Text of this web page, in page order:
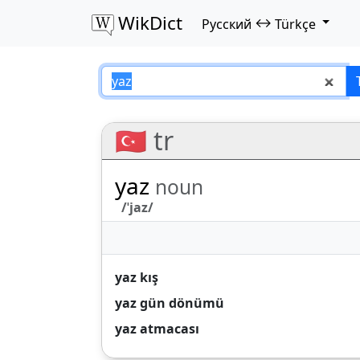
WikDict Русский ↔ Türkçe
yaz –
🇹🇷 tr
yaz noun
/ˈjaz/
yaz kış
yaz gün dönümü
yaz atmacası